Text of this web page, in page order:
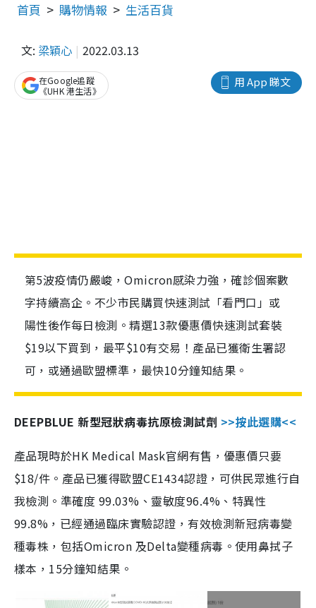
首頁 購物情報 生活百貨
文: 梁穎心 2022.03.13
用 App 睇文
在Google追蹤
《UHK 港生活》
第5波疫情仍嚴峻，Omicron感染力強，確診個案數
字持續高企。不少市民購買快速測試「看門口」或
陽性後作每日檢測。精選13款優惠價快速測試套裝
$19以下買到，最平$10有交易！產品已獲衛生署認
可，或通過歐盟標準，最快10分鐘知結果。
DEEPBLUE 新型冠狀病毒抗原檢測試劑 >>按此選購<<
產品現時於HK Medical Mask官網有售，優惠價只要
$18/件。產品已獲得歐盟CE1434認證，可供民眾進行自
我檢測。準確度 99.03%、靈敏度96.4%、特異性
99.8%，已經通過臨床實驗認證，有效檢測新冠病毒變
種毒株，包括Omicron 及Delta變種病毒。使用鼻拭子
樣本，15分鐘知結果。